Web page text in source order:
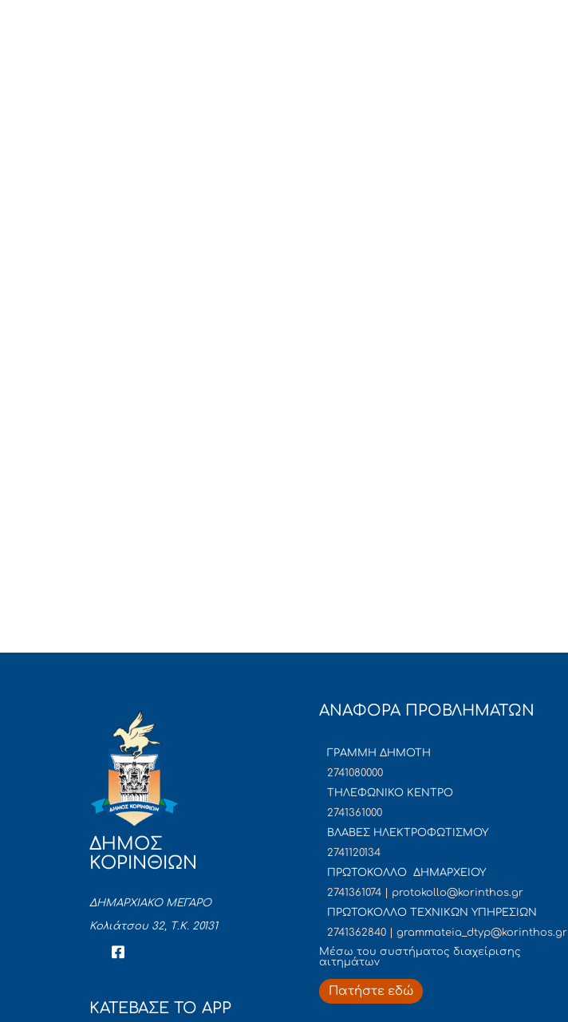
ΔΗΜΟΣ
ΚΟΡΙΝΘΙΩΝ
ΔΗΜΑΡΧΙΑΚΟ ΜΕΓΑΡΟ
Κολιάτσου 32, Τ.Κ. 20131
ΚΑΤΕΒΑΣΕ ΤΟ APP
ΑΝΑΦΟΡΑ ΠΡΟΒΛΗΜΑΤΩΝ
ΓΡΑΜΜΗ ΔΗΜΟΤΗ
2741080000
ΤΗΛΕΦΩΝΙΚΟ ΚΕΝΤΡΟ
2741361000
ΒΛΑΒΕΣ ΗΛΕΚΤΡΟΦΩΤΙΣΜΟΥ
2741120134
ΠΡΩΤΟΚΟΛΛΟ ΔΗΜΑΡΧΕΙΟΥ
2741361074 | protokollo@korinthos.gr
ΠΡΩΤΟΚΟΛΛΟ ΤΕΧΝΙΚΩΝ ΥΠΗΡΕΣΙΩΝ
2741362840 | grammateia_dtyp@korinthos.gr
Mέσω του συστήματος διαχείρισης
αιτημάτων
Πατήστε εδώ